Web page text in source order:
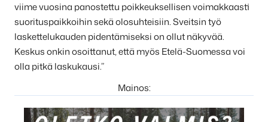
viime vuosina panostettu poikkeuksellisen voimakkaasti
suorituspaikkoihin sekä olosuhteisiin. Sveitsin työ
laskettelukauden pidentämiseksi on ollut näkyvää.
Keskus onkin osoittanut, että myös Etelä-Suomessa voi
olla pitkä laskukausi.”
Mainos: